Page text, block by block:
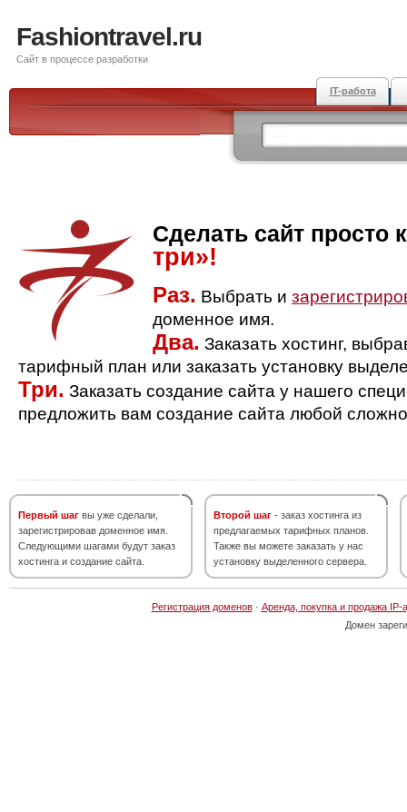
Fashiontravel.ru
Сайт в процессе разработки
IT-работа
Сделать сайт просто
три»!
Раз. Выбрать и
доменное имя.
Два. Заказать хостинг,
тарифный план или заказать установку
Три. Заказать создание сайта у нашего
предложить вам создание сайта любой
Первый шаг вы уже сделали,
зарегистрировав доменное имя.
Следующими шагами будут заказ
хостинга и создание сайта.
Второй шаг - заказ хостинга из
предлагаемых тарифных планов.
Также вы можете заказать у нас
установку выделенного сервера.
Регистрация доменов· Аренда, покупка и продажа IP-
Домен